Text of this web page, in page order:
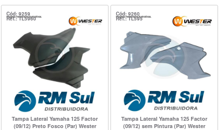
Cód: 9259
Ref.: TL5960
Tampa Lateral Yamaha 125 Factor
(09/12) Preto Fosco (Par) Wester
Cód: 9260
Ref.: TL595
Tampa Lateral Yamaha 125 Factor
(09/12) sem Pintura (Par) Wester